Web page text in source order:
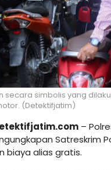
secara simbolis yang
(Detektifjatim)
–
Satreskrim
biaya alias gratis.